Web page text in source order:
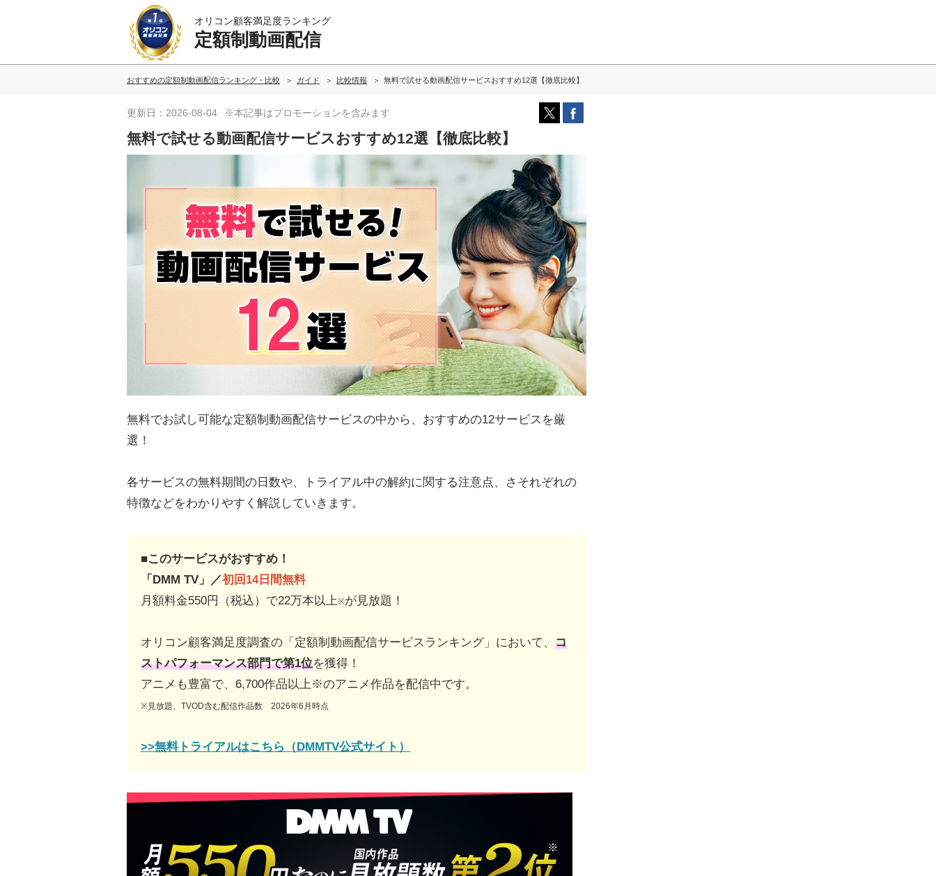
オリコン顧客満足度ランキング
定額制動画配信
おすすめの定額制動画配信ランキング・比較 ガイド 比較情報 無料で試せる動画配信サービスおすすめ12選【徹底比較】
更新日：2026-08-04 ※本記事はプロモーションを含みます
無料で試せる動画配信サービスおすすめ12選【徹底比較】
無料でお試し可能な定額制動画配信サービスの中から、おすすめの12サービスを厳
選！
各サービスの無料期間の日数や、トライアル中の解約に関する注意点、さそれぞれの
特徴などをわかりやすく解説していきます。
■このサービスがおすすめ！
「DMM TV」／初回14日間無料
月額料金550円（税込）で22万本以上※が見放題！
オリコン顧客満足度調査の「定額制動画配信サービスランキング」において、 コ
ストパフォーマンス部門で第1位を獲得！
アニメも豊富で、6,700作品以上※のアニメ作品を配信中です。
※見放題、TVOD含む配信作品数 2026年6月時点
>>無料トライアルはこちら（DMMTV公式サイト）